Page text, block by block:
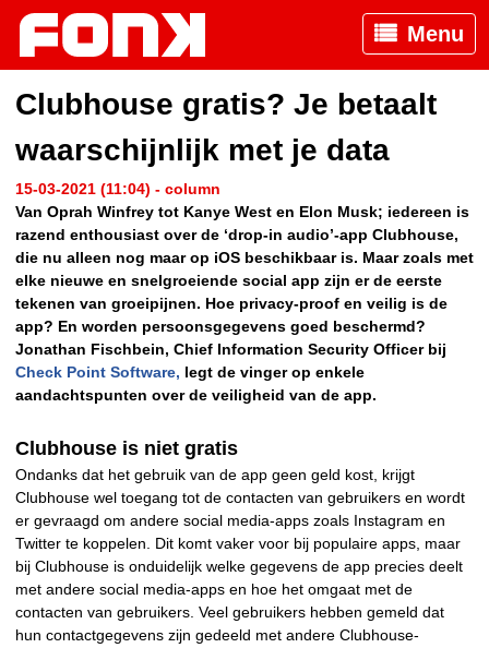
Menu
Clubhouse gratis? Je betaalt
waarschijnlijk met je data
15-03-2021 (11:04) - column
Van Oprah Winfrey tot Kanye West en Elon Musk; iedereen is
razend enthousiast over de ‘drop-in audio’-app Clubhouse,
die nu alleen nog maar op iOS beschikbaar is. Maar zoals met
elke nieuwe en snelgroeiende social app zijn er de eerste
tekenen van groeipijnen. Hoe privacy-proof en veilig is de
app? En worden persoonsgegevens goed beschermd?
Jonathan Fischbein, Chief Information Security Officer bij
Check Point Software, legt de vinger op enkele
aandachtspunten over de veiligheid van de app.
Clubhouse is niet gratis
Ondanks dat het gebruik van de app geen geld kost, krijgt
Clubhouse wel toegang tot de contacten van gebruikers en wordt
er gevraagd om andere social media-apps zoals Instagram en
Twitter te koppelen. Dit komt vaker voor bij populaire apps, maar
bij Clubhouse is onduidelijk welke gegevens de app precies deelt
met andere social media-apps en hoe het omgaat met de
contacten van gebruikers. Veel gebruikers hebben gemeld dat
hun contactgegevens zijn gedeeld met andere Clubhouse-